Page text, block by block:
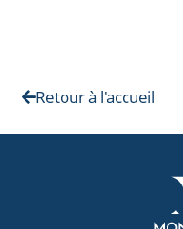
Retour à l'accueil